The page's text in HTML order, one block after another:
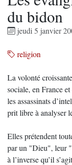
du bidon
jeudi 5 janvier
religion
La volonté
sociale, en France
les assassinats
prit libre à analyser
Elles prétendent
par un "Dieu", leur
à l’inverse qu’il